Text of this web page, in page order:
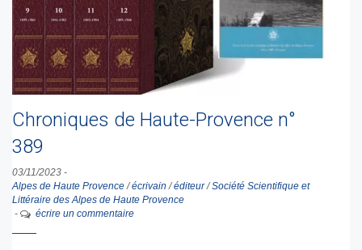
Chroniques de Haute-Provence n°
389
03/11/2023 -
Alpes de Haute Provence/écrivain /éditeur/Société Scientifique et
Littéraire des Alpes de Haute Provence
-
écrire un commentaire